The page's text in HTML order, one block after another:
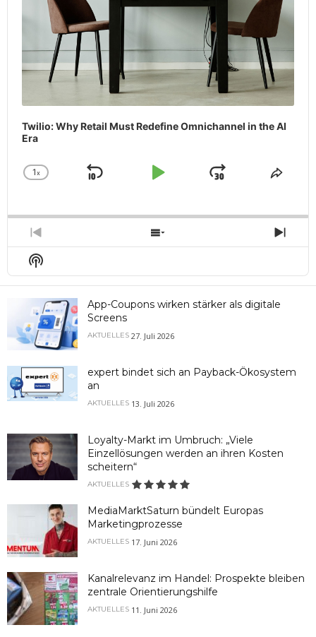
Twilio: Why Retail Must Redefine Omnichannel in the AI
Era
Change
1x
Skip
Play
Jump
Share
Previous
Episode
Show
Episodes
Next
Show
Podcast
Information
App-Coupons wirken stärker als digitale
Screens
AKTUELLES 27. Juli 2026
expert bindet sich an Payback-Ökosystem
an
AKTUELLES 13. Juli 2026
Loyalty-Markt im Umbruch: „Viele
Einzellösungen werden an ihren Kosten
scheitern“
AKTUELLES
MediaMarktSaturn bündelt Europas
Marketingprozesse
AKTUELLES 17. Juni 2026
Kanalrelevanz im Handel: Prospekte bleiben
zentrale Orientierungshilfe
AKTUELLES 11. Juni 2026